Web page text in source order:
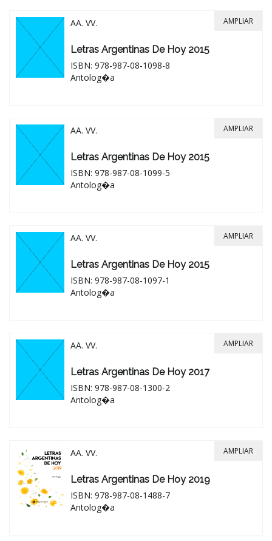
AA. VV.
Letras Argentinas De Hoy 2015
ISBN: 978-987-08-1098-8
Antolog�a
AMPLIAR
AA. VV.
Letras Argentinas De Hoy 2015
ISBN: 978-987-08-1099-5
Antolog�a
AMPLIAR
AA. VV.
Letras Argentinas De Hoy 2015
ISBN: 978-987-08-1097-1
Antolog�a
AMPLIAR
AA. VV.
Letras Argentinas De Hoy 2017
ISBN: 978-987-08-1300-2
Antolog�a
AMPLIAR
AA. VV.
Letras Argentinas De Hoy 2019
ISBN: 978-987-08-1488-7
Antolog�a
AMPLIAR